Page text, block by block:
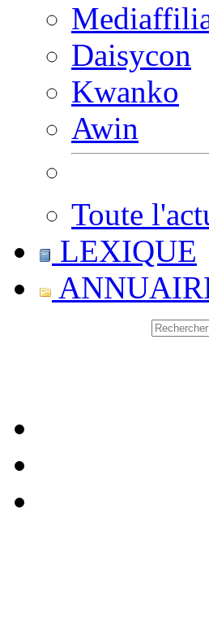
Daisycon
Kwanko
Awin
Toute
LEXIQUE